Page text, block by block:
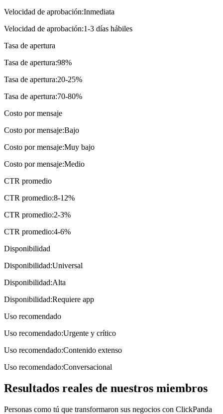
Velocidad de aprobación:Inmediata
Velocidad de aprobación:1-3 días hábiles
Tasa de apertura
Tasa de apertura:98%
Tasa de apertura:20-25%
Tasa de apertura:70-80%
Costo por mensaje
Costo por mensaje:Bajo
Costo por mensaje:Muy bajo
Costo por mensaje:Medio
CTR promedio
CTR promedio:8-12%
CTR promedio:2-3%
CTR promedio:4-6%
Disponibilidad
Disponibilidad:Universal
Disponibilidad:Alta
Disponibilidad:Requiere app
Uso recomendado
Uso recomendado:Urgente y crítico
Uso recomendado:Contenido extenso
Uso recomendado:Conversacional
Resultados reales de nuestros miembros
Personas como tú que transformaron sus negocios con ClickPanda